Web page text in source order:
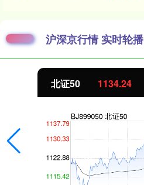
沪深京行情 实时轮播
北证50 1134.24